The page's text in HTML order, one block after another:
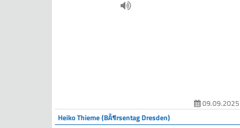
09.09.2025
Heiko Thieme (BÃ¶rsentag Dresden)